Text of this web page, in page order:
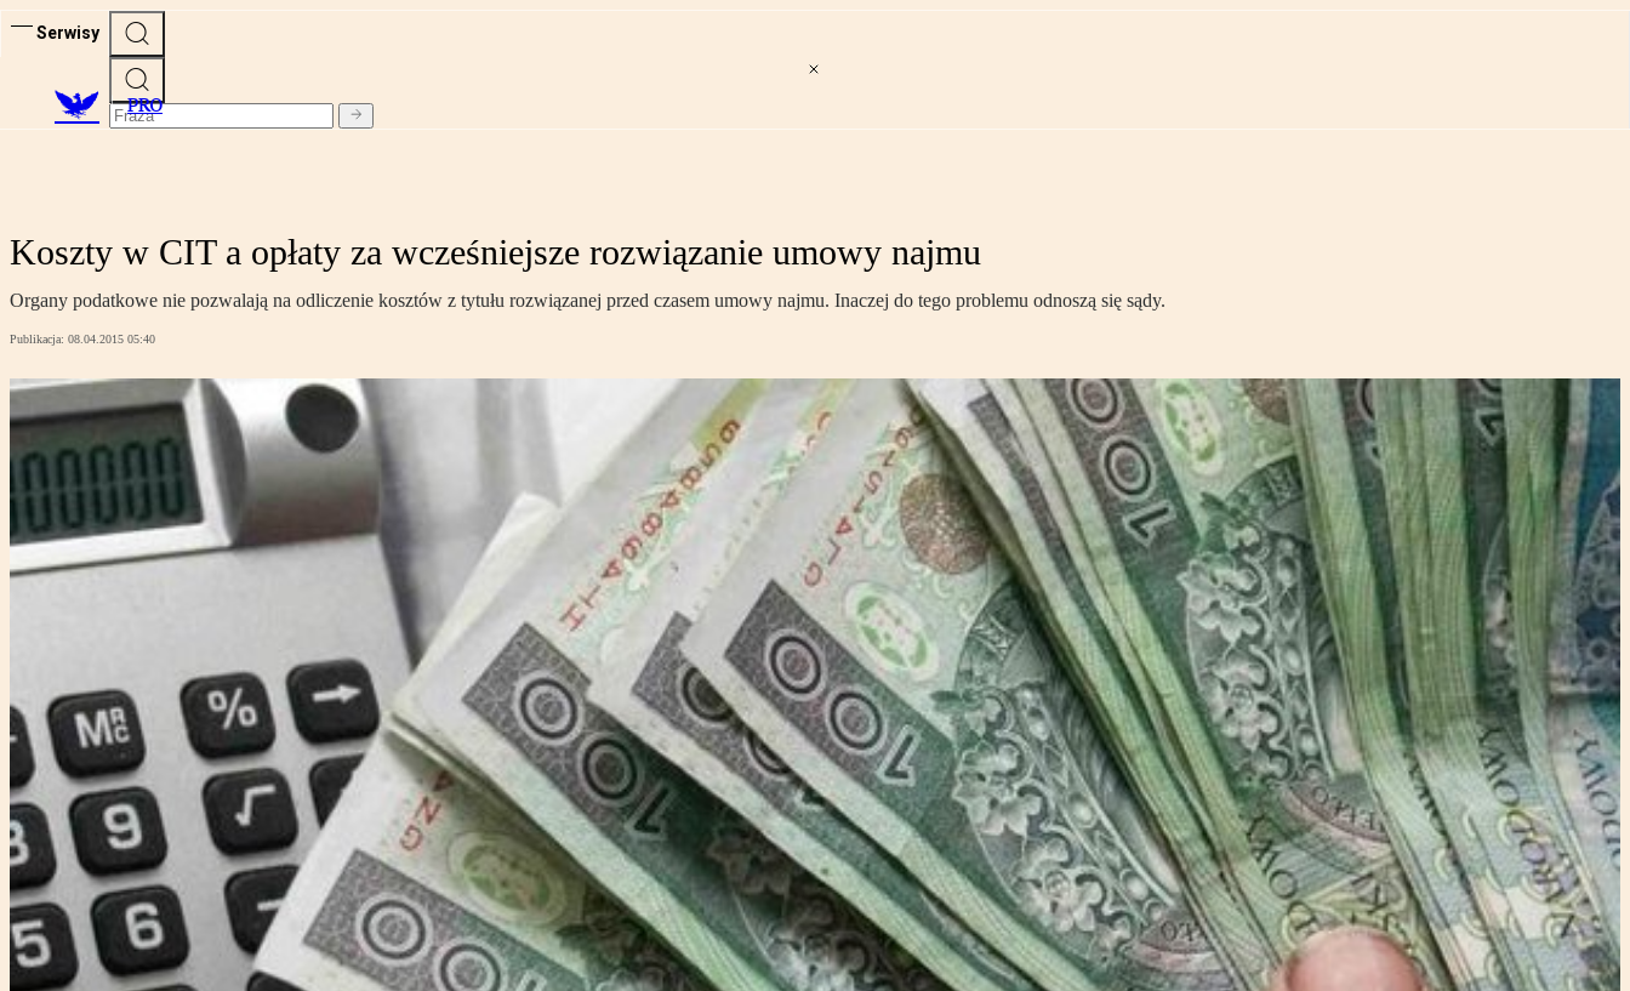
Serwisy
PRO
Koszty w CIT a opłaty za wcześniejsze rozwiązanie umowy najmu
Organy podatkowe nie pozwalają na odliczenie kosztów z tytułu rozwiązanej przed czasem umowy najmu. Inaczej do tego problemu odnoszą się sądy.
Publikacja: 08.04.2015 05:40